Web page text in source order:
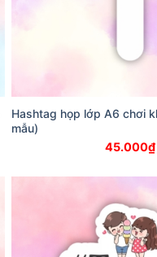
Hashtag họp lớp A6 chơi
mẫu)
45.000₫